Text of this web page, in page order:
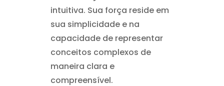
intuitiva. Sua força reside em
sua simplicidade e na
capacidade de representar
conceitos complexos de
maneira clara e
compreensível.